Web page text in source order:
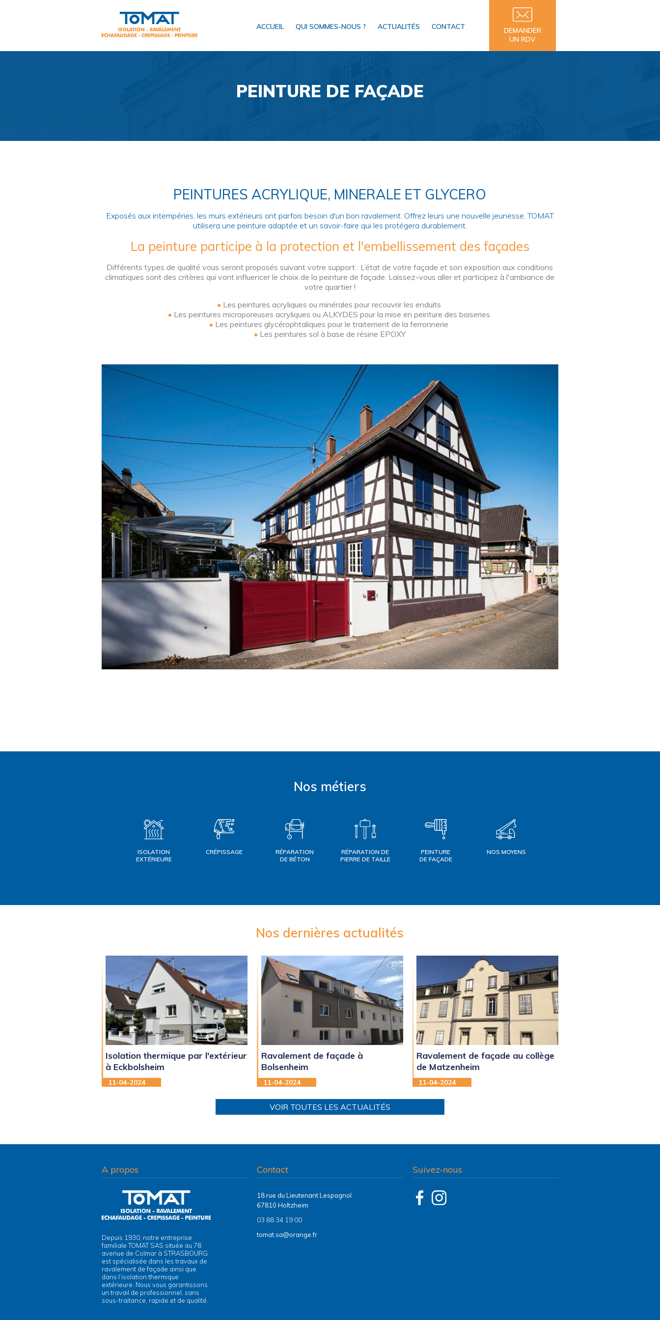
ACCUEIL QUI SOMMES-NOUS ? ACTUALITÉS CONTACT
DEMANDER
UN RDV
PEINTURE DE FAÇADE
PEINTURES ACRYLIQUE, MINERALE ET GLYCERO
Exposés aux intempéries, les murs extérieurs ont parfois besoin d'un bon ravalement. Offrez leurs une nouvelle jeunesse. TOMAT
utilisera une peinture adaptée et un savoir-faire qui les protégera durablement.
La peinture participe à la protection et l'embellissement des façades
Différents types de qualité vous seront proposés suivant votre support : L’état de votre façade et son exposition aux conditions
climatiques sont des critères qui vont influencer le choix de la peinture de façade. Laissez-vous aller et participez à l'ambiance de
votre quartier !
• Les peintures acryliques ou minérales pour recouvrir les enduits
• Les peintures microporeuses acryliques ou ALKYDES pour la mise en peinture des boiseries
• Les peintures glycérophtaliques pour le traitement de la ferronnerie
• Les peintures sol à base de résine EPOXY
Nos métiers
ISOLATION
EXTÉRIEURE
CRÉPISSAGE
RÉPARATION
DE BÉTON
RÉPARATION DE
PIERRE DE TAILLE
PEINTURE
DE FAÇADE
NOS MOYENS
Nos dernières actualités
Isolation thermique par l'extérieur
à Eckbolsheim
11-04-2024
Ravalement de façade à
Bolsenheim
11-04-2024
Ravalement de façade au collège
de Matzenheim
11-04-2024
VOIR TOUTES LES ACTUALITÉS
A propos
Depuis 1930, notre entreprise
familiale TOMAT SAS située au 78
avenue de Colmar à STRASBOURG
est spécialisée dans les travaux de
ravalement de façade ainsi que
dans l’isolation thermique
extérieure. Nous vous garantissons
un travail de professionnel, sans
sous-traitance, rapide et de qualité.
Contact
18 rue du Lieutenant Lespagnol
67810 Holtzheim
03 88 34 19 00
tomat.sa@orange.fr
Suivez-nous